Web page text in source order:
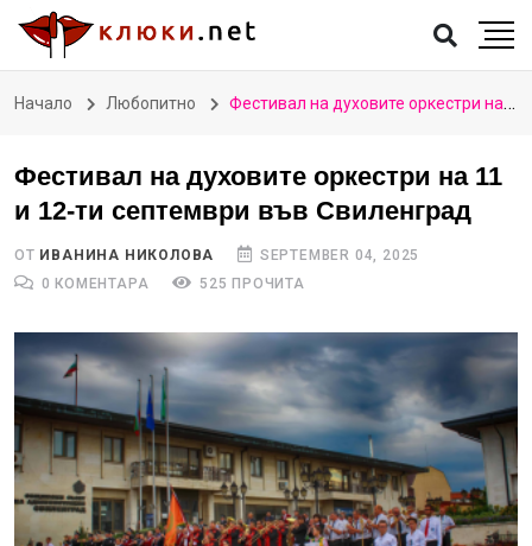
Начало Любопитно Фестивал на духовите оркестри на 11 и 12-ти септември във Свиленград
Фестивал на духовите оркестри на 11
и 12-ти септември във Свиленград
ОТ ИВАНИНА НИКОЛОВА
SEPTEMBER 04, 2025
0 КОМЕНТАРА
525 ПРОЧИТА